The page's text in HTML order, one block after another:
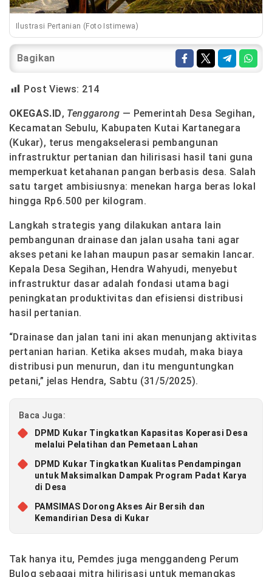
Ilustrasi Pertanian (Foto Istimewa)
Bagikan
Post Views: 214
OKEGAS.ID, Tenggarong — Pemerintah Desa Segihan,
Kecamatan Sebulu, Kabupaten Kutai Kartanegara
(Kukar), terus mengakselerasi pembangunan
infrastruktur pertanian dan hilirisasi hasil tani guna
memperkuat ketahanan pangan berbasis desa. Salah
satu target ambisiusnya: menekan harga beras lokal
hingga Rp6.500 per kilogram.
Langkah strategis yang dilakukan antara lain
pembangunan drainase dan jalan usaha tani agar
akses petani ke lahan maupun pasar semakin lancar.
Kepala Desa Segihan, Hendra Wahyudi, menyebut
infrastruktur dasar adalah fondasi utama bagi
peningkatan produktivitas dan efisiensi distribusi
hasil pertanian.
“Drainase dan jalan tani ini akan menunjang aktivitas
pertanian harian. Ketika akses mudah, maka biaya
distribusi pun menurun, dan itu menguntungkan
petani,” jelas Hendra, Sabtu (31/5/2025).
Baca Juga:
DPMD Kukar Tingkatkan Kapasitas Koperasi Desa
melalui Pelatihan dan Pemetaan Lahan
DPMD Kukar Tingkatkan Kualitas Pendampingan
untuk Maksimalkan Dampak Program Padat Karya
di Desa
PAMSIMAS Dorong Akses Air Bersih dan
Kemandirian Desa di Kukar
Tak hanya itu, Pemdes juga menggandeng Perum
Bulog sebagai mitra hilirisasi untuk memangkas